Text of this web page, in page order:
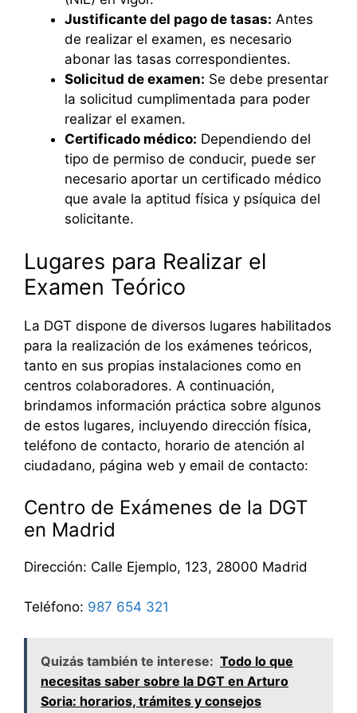
Justificante del pago de tasas: Antes
de realizar el examen, es necesario
abonar las tasas correspondientes.
Solicitud de examen: Se debe presentar
la solicitud cumplimentada para poder
realizar el examen.
Certificado médico: Dependiendo del
tipo de permiso de conducir, puede ser
necesario aportar un certificado médico
que avale la aptitud física y psíquica del
solicitante.
Lugares para Realizar el
Examen Teórico
La DGT dispone de diversos lugares habilitados
para la realización de los exámenes teóricos,
tanto en sus propias instalaciones como en
centros colaboradores. A continuación,
brindamos información práctica sobre algunos
de estos lugares, incluyendo dirección física,
teléfono de contacto, horario de atención al
ciudadano, página web y email de contacto:
Centro de Exámenes de la DGT
en Madrid
Dirección: Calle Ejemplo, 123, 28000 Madrid
Teléfono: 987 654 321
Quizás también te interese: Todo lo que
necesitas saber sobre la DGT en Arturo
Soria: horarios, trámites y consejos